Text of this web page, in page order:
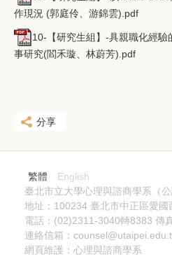
作現況 (郭庭伶、游錦雲).pdf
10-【研究生組】-具親職化經
事研究(閻禾璇、林蔚芳).pdf
分享
繁體
English
臺北市立大學心理與諮商學系（公
地址：100234 臺北市中正區愛國
電話：(02)2311-3040轉8383 傳
連絡信箱：
網頁維護：心理與諮商學系